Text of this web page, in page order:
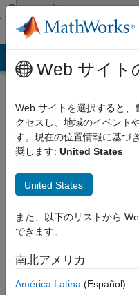
コンテンツへスキップ
Community
Profile
David
Thinnes
Last
約4
年 前
Followers:
Web サイト
Web サイトを選択すると、
クセスし、地域のイベント
す。現在の位置情報に基づ
奨します: United States
United States
また、以下のリストから
できます。
南北アメリカ
América Latina (Español)